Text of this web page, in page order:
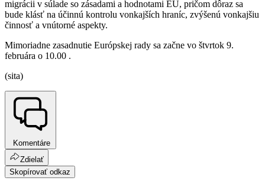
migrácii v súlade so zásadami a hodnotami EÚ, pričom dôraz sa
bude klásť na účinnú kontrolu vonkajších hraníc, zvýšenú vonkajšiu
činnosť a vnútorné aspekty.
Mimoriadne zasadnutie Európskej rady sa začne vo štvrtok 9.
februára o 10.00 .
(sita)
Komentáre
Zdielať
Skopírovať odkaz